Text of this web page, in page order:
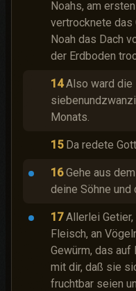
Noahs, am
vertrocknete das
Noah das Dach
der Erdboden
14 Also ward die
Monats.
15 Da redete
16 Gehe aus
deine Söhne und
17 Allerlei
Fleisch, an
Gewürm, das auf
mit dir, daß sie
fruchtbar seien